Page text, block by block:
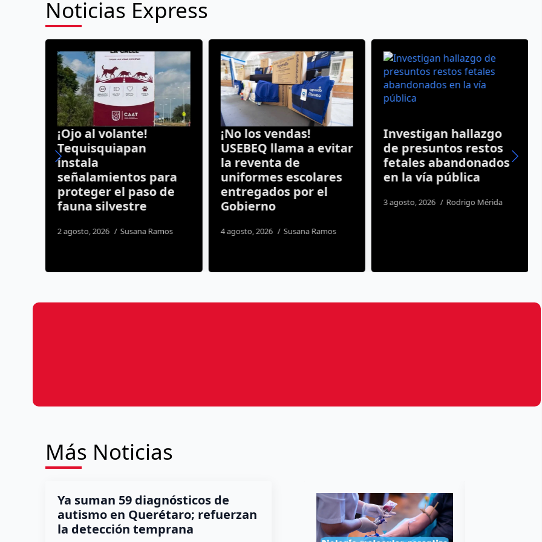
Noticias Express
¡Ojo al volante!
Tequisquiapan
instala
señalamientos para
proteger el paso de
fauna silvestre
2 agosto, 2026 Susana Ramos
¡No los vendas!
USEBEQ llama a evitar
la reventa de
uniformes escolares
entregados por el
Gobierno
4 agosto, 2026 Susana Ramos
Investigan hallazgo
de presuntos restos
fetales abandonados
en la vía pública
3 agosto, 2026 Rodrigo Mérida
Más Noticias
Ya suman 59 diagnósticos de
autismo en Querétaro; refuerzan
la detección temprana